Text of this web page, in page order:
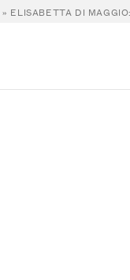
» ELISABETTA DI